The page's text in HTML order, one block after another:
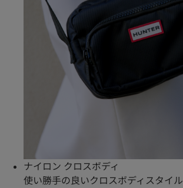
ナイロン クロスボディ
使い勝手の良いクロスボディスタイル